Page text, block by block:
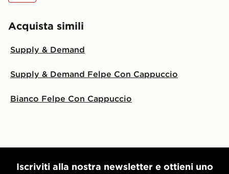
Acquista simili
Supply & Demand
Supply & Demand Felpe Con Cappuccio
Bianco Felpe Con Cappuccio
Iscriviti alla nostra newsletter e ottieni uno